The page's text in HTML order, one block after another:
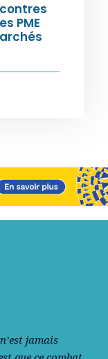
PME
jamais